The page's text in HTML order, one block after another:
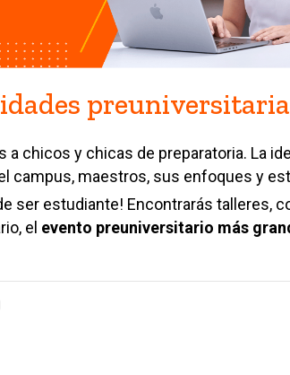
a chicos y chicas de preparatoria. La
campus, maestros, sus enfoques y
ser estudiante! Encontrarás talleres,
el evento preuniversitario más